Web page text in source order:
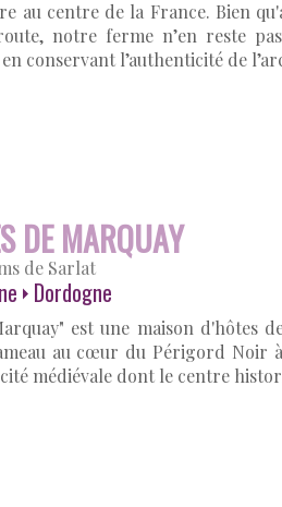
au centre de la France. Bien
notre ferme n’en reste
conservant l’authenticité de
DE MARQUAY
de Sarlat
Dordogne
est une maison d'hôtes
au cœur du Périgord Noir
médiévale dont le centre